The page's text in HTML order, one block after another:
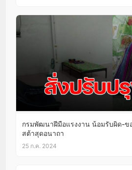
กรมพัฒนาฝีมือแรงงาน น้อมรับผิด-ข
สต้าสุดอนาถา
25 ก.ค. 2024